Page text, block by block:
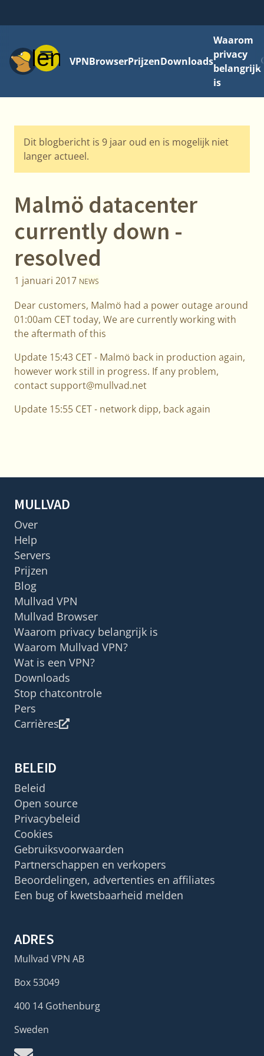
MenuVPNBrowserPrijzenDownloads
Waarom
privacy
belangrijk
is
Dit blogbericht is 9 jaar oud en is mogelijk niet
langer actueel.
Malmö datacenter
currently down -
resolved
1 januari 2017 NEWS
Dear customers, Malmö had a power outage around
01:00am CET today, We are currently working with
the aftermath of this
Update 15:43 CET - Malmö back in production again,
however work still in progress. If any problem,
contact support@mullvad.net
Update 15:55 CET - network dipp, back again
MULLVAD
Over
Help
Servers
Prijzen
Blog
Mullvad VPN
Mullvad Browser
Waarom privacy belangrijk is
Waarom Mullvad VPN?
Wat is een VPN?
Downloads
Stop chatcontrole
Pers
Carrières
BELEID
Beleid
Open source
Privacybeleid
Cookies
Gebruiksvoorwaarden
Partnerschappen en verkopers
Beoordelingen, advertenties en affiliates
Een bug of kwetsbaarheid melden
ADRES
Mullvad VPN AB
Box 53049
400 14 Gothenburg
Sweden